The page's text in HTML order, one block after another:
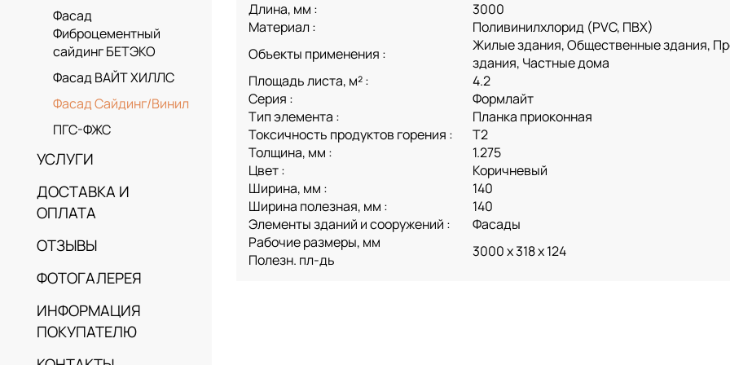
Фасад
Фиброцементный
сайдинг БЕТЭКО
Фасад ВАЙТ ХИЛЛС
Фасад Сайдинг/Винил
ПГС-ФЖС
УСЛУГИ
ДОСТАВКА И
ОПЛАТА
ОТЗЫВЫ
ФОТОГАЛЕРЕЯ
ИНФОРМАЦИЯ
ПОКУПАТЕЛЮ
Длина, мм :
3000
Материал :
Поливинилхлорид (PVC, ПВХ)
Объекты применения :
Жилые здания, Общественные здания,
здания, Частные дома
Площадь листа, м² :
4.2
Серия :
Формлайт
Тип элемента :
Планка приоконная
Токсичность продуктов горения :
Т2
Толщина, мм :
1.275
Цвет :
Коричневый
Ширина, мм :
140
Ширина полезная, мм :
140
Элементы зданий и сооружений :
Фасады
Рабочие размеры, мм
Полезн. пл-дь
3000 х 318 х 124